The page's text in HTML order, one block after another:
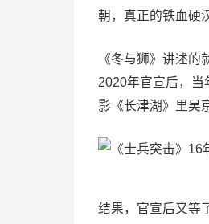
朝，真正的铁血硬
《冬与狮》讲述
2020年官宣后，当
影《长津湖》里吴
结果，官宣后又等